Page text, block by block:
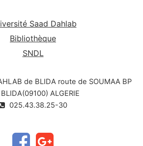
Saad Dahlab
Bibliothèque
SNDL
de BLIDA route de SOUMAA BP
ALGERIE
025.43.38.25-30